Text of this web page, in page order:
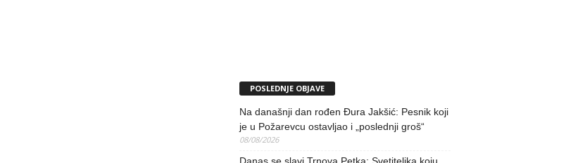
POSLEDNJE OBJAVE
Na današnji dan rođen Đura Jakšić: Pesnik koji
je u Požarevcu ostavljao i „poslednji groš“
08/08/2026